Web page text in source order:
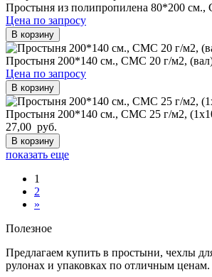
Простыня из полипропилена 80*200
Цена по запросу
В корзину
Простыня 200*140 см., СМС 20 г/м2,
Цена по запросу
В корзину
Простыня 200*140 см., СМС 25 г/м2,
27,00 руб.
В корзину
показать еще
1
2
»
Полезное
Предлагаем купить в простыни, чехлы
рулонах и упаковках по отличным ценам.